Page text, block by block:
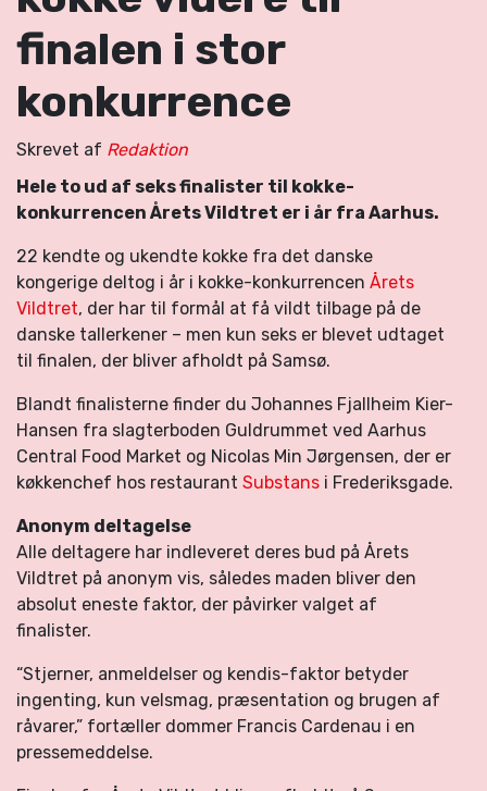
finalen i stor
konkurrence
Skrevet af Redaktion
Hele to ud af seks finalister til kokke-
konkurrencen Årets Vildtret er i år fra Aarhus.
22 kendte og ukendte kokke fra det danske
kongerige deltog i år i kokke-konkurrencen Årets
Vildtret, der har til formål at få vildt tilbage på de
danske tallerkener – men kun seks er blevet udtaget
til finalen, der bliver afholdt på Samsø.
Blandt finalisterne finder du Johannes Fjallheim Kier-
Hansen fra slagterboden Guldrummet ved Aarhus
Central Food Market og Nicolas Min Jørgensen, der er
køkkenchef hos restaurant Substans i Frederiksgade.
Anonym deltagelse
Alle deltagere har indleveret deres bud på Årets
Vildtret på anonym vis, således maden bliver den
absolut eneste faktor, der påvirker valget af
finalister.
“Stjerner, anmeldelser og kendis-faktor betyder
ingenting, kun velsmag, præsentation og brugen af
råvarer,” fortæller dommer Francis Cardenau i en
pressemeddelse.